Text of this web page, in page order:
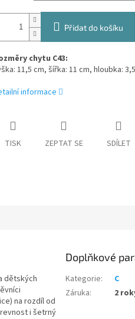
Přidat do košíku
chytu C43:
11,5 cm, šířka: 11 cm, hloubka:
informace
TISK ZEPTAT SE SDÍLET
dětských
na rozdíl od
i šetrný
Doplňkové
Kategorie:
C
Záruka: 2